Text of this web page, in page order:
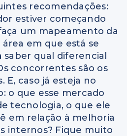
recomendações:
estiver começando
um mapeamento da
em que está se
saber qual diferencial
concorrentes são os
E, caso já esteja no
o que esse mercado
tecnologia, o que ele
em relação à melhoria
internos? Fique muito